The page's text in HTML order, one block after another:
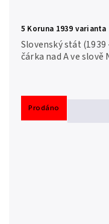
5 Koruna 1939 varianta
Slovenský stát (1939
čárka nad A ve slově
Prodáno